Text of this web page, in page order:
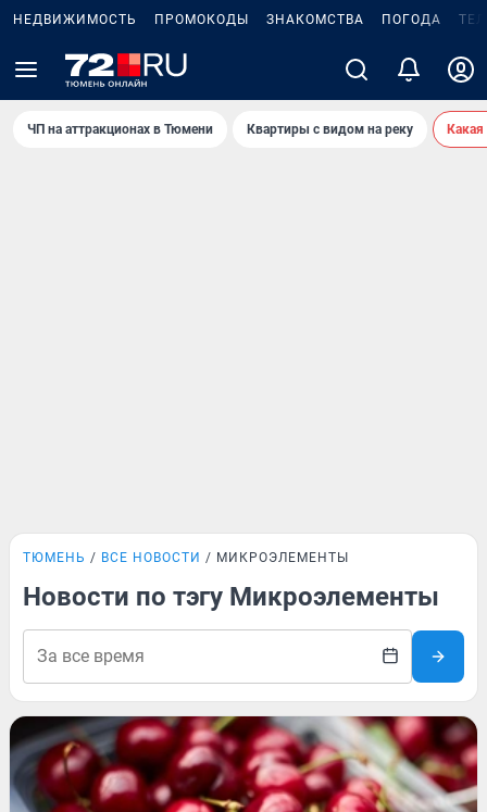
НЕДВИЖИМОСТЬ ПРОМОКОДЫ ЗНАКОМСТВА ПОГОДА
ЧП на аттракционах в Тюмени Квартиры с видом на реку
ТЮМЕНЬ ВСЕ НОВОСТИ МИКРОЭЛЕМЕНТЫ
Новости по тэгу Микроэлементы